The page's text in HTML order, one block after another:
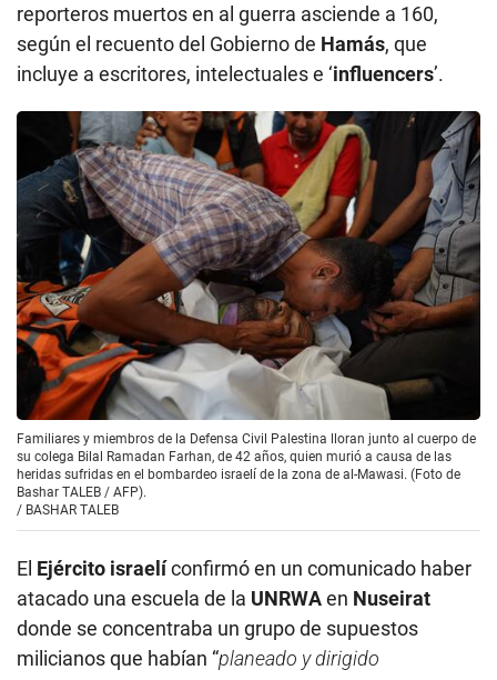
reporteros muertos en al guerra asciende a 160,
según el recuento del Gobierno de Hamás, que
incluye a escritores, intelectuales e ‘influencers’.
Familiares y miembros de la Defensa Civil Palestina lloran junto al cuerpo de
su colega Bilal Ramadan Farhan, de 42 años, quien murió a causa de las
heridas sufridas en el bombardeo israelí de la zona de al-Mawasi. (Foto de
Bashar TALEB / AFP).
/ BASHAR TALEB
El Ejército israelíconfirmó en un comunicado haber
atacado una escuela de la UNRWAen Nuseirat
donde se concentraba un grupo de supuestos
milicianos que habían “planeado y dirigido